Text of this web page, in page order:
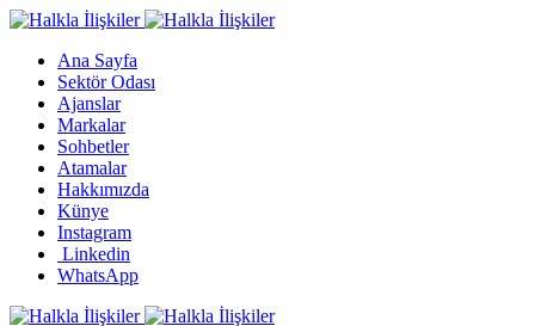
Ana Sayfa
Sektör Odası
Ajanslar
Markalar
Sohbetler
Atamalar
Hakkımızda
Künye
Instagram
Linkedin
WhatsApp